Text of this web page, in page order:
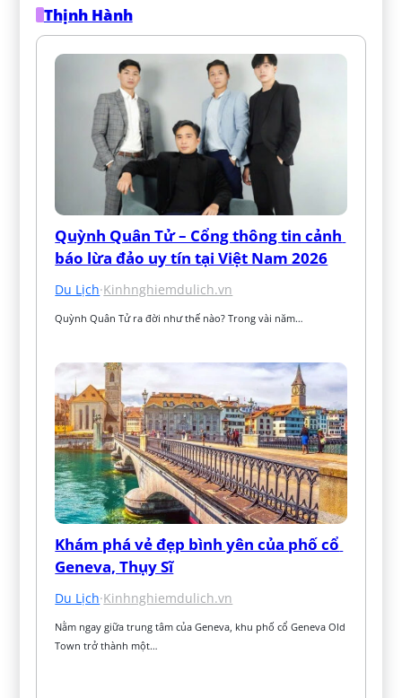
Thịnh Hành
Quỳnh Quân Tử – Cổng thông tin cảnh
báo lừa đảo uy tín tại Việt Nam 2026
Du Lịch·Kinhnghiemdulich.vn
Quỳnh Quân Tử ra đời như thế nào? Trong vài năm…
Khám phá vẻ đẹp bình yên của phố cổ
Geneva, Thụy Sĩ
Du Lịch·Kinhnghiemdulich.vn
Nằm ngay giữa trung tâm của Geneva, khu phố cổ Geneva Old
Town trở thành một…